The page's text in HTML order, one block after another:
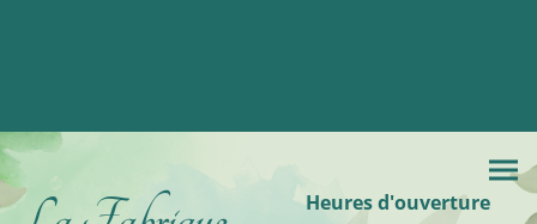
Heures d'ouverture